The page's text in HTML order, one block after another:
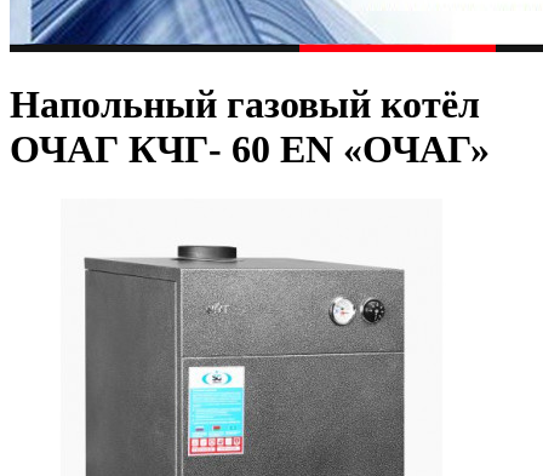
Напольный газовый котёл
ОЧАГ КЧГ- 60 EN «ОЧАГ»